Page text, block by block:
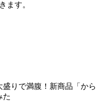
ます。
盛りで満腹！新商品「から
た